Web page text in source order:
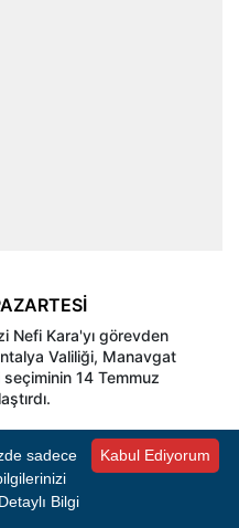
Nefi Kara'yı görevden
Valiliği, Manavgat
14 Temmuz
üyenin istifa başvurusu
vekilliği seçimi için şu anki
şeklinde olduğunu ve iki
vekili seçiminin kura
Kabul Ediyorum
sadece
Detaylı Bilgi